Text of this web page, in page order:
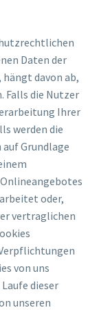
Daten der
davon ab,
Falls die Nutzer
Ihrer
werden die
Grundlage
oder,
vertraglichen
von uns
dieser
unseren